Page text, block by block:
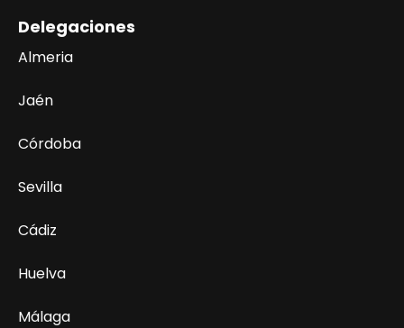
Delegaciones
Almeria
Jaén
Córdoba
Sevilla
Cádiz
Huelva
Málaga